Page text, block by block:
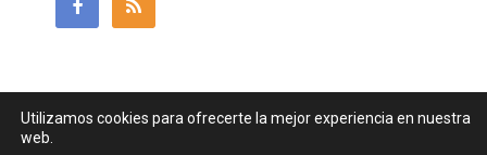
Utilizamos cookies para ofrecerte la mejor experiencia en nuestra
web.